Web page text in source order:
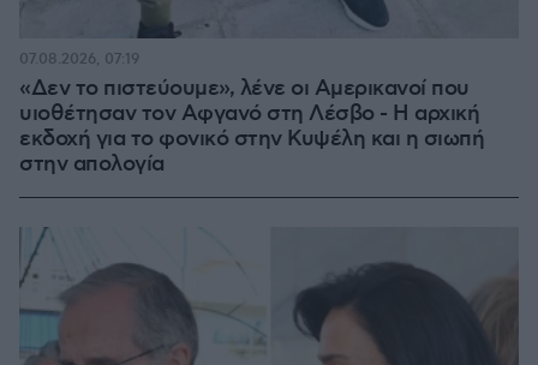
«Δεν το πιστεύουμε», λένε οι Αμερικανοί που
υιοθέτησαν τον Αφγανό στη Λέσβο - Η αρχική
εκδοχή για το φονικό στην Κυψέλη και η σιωπή
στην απολογία
07.08.2026, 07:19